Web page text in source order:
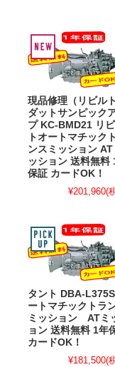
現品修理（リビルト
ダットサンピック
プ KC-BMD21 リ
トオートマチック
ンスミッション AT
ッション 送料無料
保証 カードOK！
¥201,960(
タント DBA-
ートマチックトラ
ミッション ATミ
ョン 送料無料 1年
カードOK！
¥181,500(